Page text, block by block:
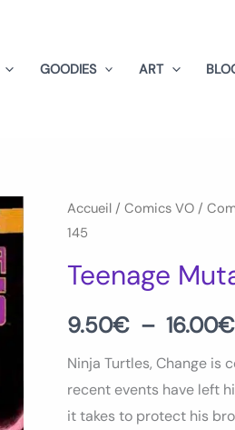
GOODIES ART
Accueil / Comics VO /
145
Teenage
9.50€ – 16.00€
Ninja Turtles, Change is
recent events have left
it takes to protect his
quantité
de
Teenage
Mutant
Ninja
Vol
8
Num